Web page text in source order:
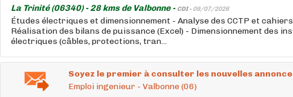
La Trinité (06340) - 28 kms de Valbonne - CDI - 09/07/2026
Études électriques et dimensionnement - Analyse des CCTP et
Réalisation des bilans de puissance (Excel) - Dimensionnement des
électriques (câbles, protections, tran...
Soyez le premier à consulter les nouvelles
Emploi ingenieur - Valbonne (06)